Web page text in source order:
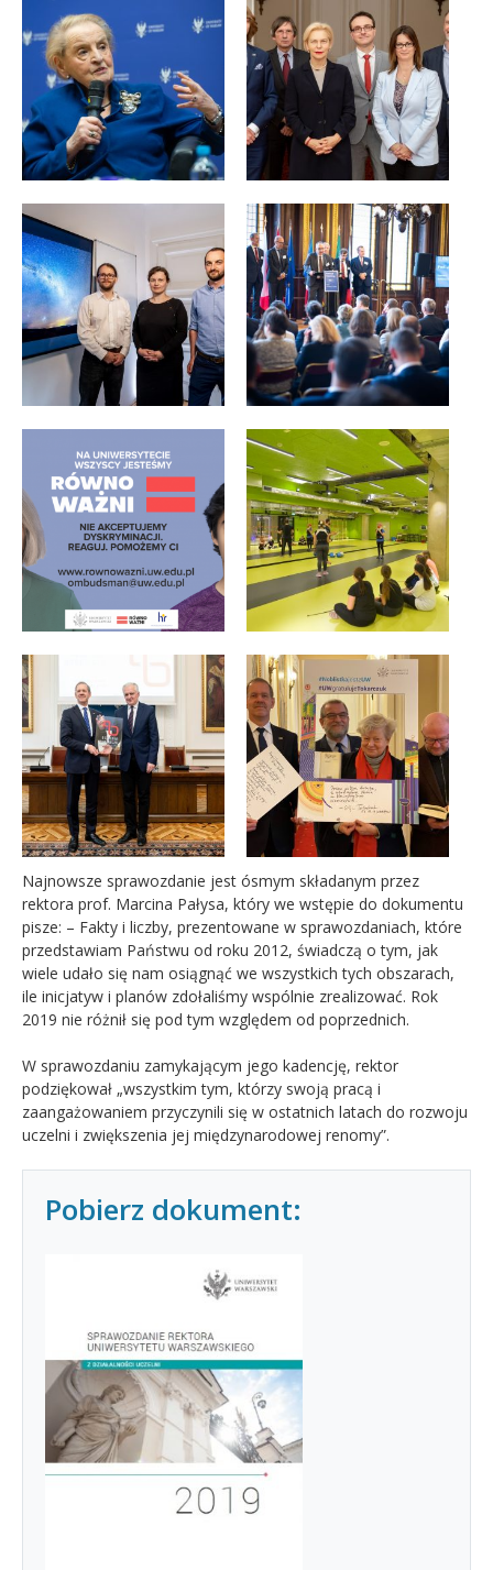
Najnowsze sprawozdanie jest ósmym składanym przez
rektora prof. Marcina Pałysa, który we wstępie do dokumentu
pisze: – Fakty i liczby, prezentowane w sprawozdaniach, które
przedstawiam Państwu od roku 2012, świadczą o tym, jak
wiele udało się nam osiągnąć we wszystkich tych obszarach,
ile inicjatyw i planów zdołaliśmy wspólnie zrealizować. Rok
2019 nie różnił się pod tym względem od poprzednich.
W sprawozdaniu zamykającym jego kadencję, rektor
podziękował „wszystkim tym, którzy swoją pracą i
zaangażowaniem przyczynili się w ostatnich latach do rozwoju
uczelni i zwiększenia jej międzynarodowej renomy”.
Pobierz dokument: